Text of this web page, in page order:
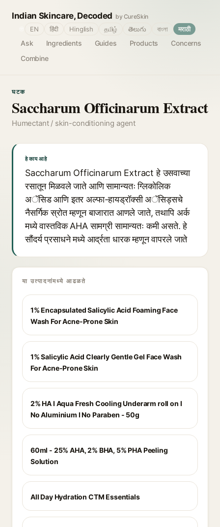
Indian Skincare, Decoded by CureSkin
Ask Ingredients Guides Products
Concerns
Combine
EN हिंदी Hinglish தமிழ் తెలుగు বাংলা मराठी
घटक
Saccharum Officinarum Extract
Humectant / skin-conditioning agent
हे काय आहे
Saccharum Officinarum Extract हे उसवाच्या
रसातून मिळवले जाते आणि सामान्यतः ग्लिकोलिक
अॅसिड आणि इतर अल्फा-हायड्रॉक्सी अॅसिड्सचे
नैसर्गिक स्रोत म्हणून बाजारात आणले जाते, तथापि अर्क
मध्ये वास्तविक AHA सामग्री सामान्यतः कमी असते. हे
सौंदर्य प्रसाधने मध्ये आर्द्रता धारक म्हणून वापरले जाते
या उत्पादनांमध्ये आढळते
1% Encapsulated Salicylic Acid Foaming Face
Wash For Acne-Prone Skin
1% Salicylic Acid Clearly Gentle Gel Face Wash
For Acne-Prone Skin
2% HA I Aqua Fresh Cooling Underarm roll on I
No Aluminium I No Paraben - 50g
60ml - 25% AHA, 2% BHA, 5% PHA Peeling
Solution
All Day Hydration CTM Essentials